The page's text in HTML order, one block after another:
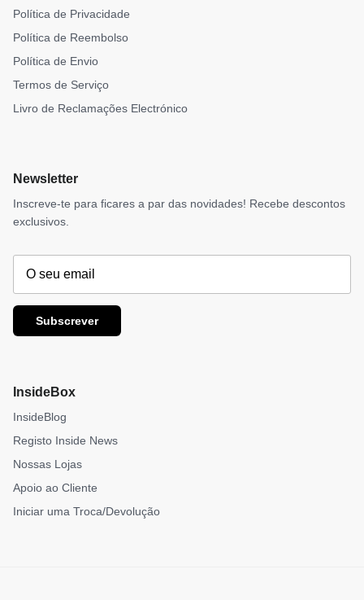
Política de Privacidade
Política de Reembolso
Política de Envio
Termos de Serviço
Livro de Reclamações Electrónico
Newsletter
Inscreve-te para ficares a par das novidades! Recebe descontos
exclusivos.
Subscrever
InsideBox
InsideBlog
Registo Inside News
Nossas Lojas
Apoio ao Cliente
Iniciar uma Troca/Devolução